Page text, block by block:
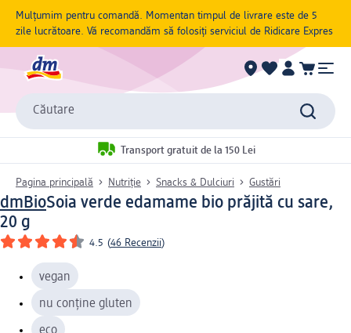
Mulțumim pentru comandă. Momentan timpul de livrare este de 5
zile lucrătoare. Vă recomandăm să folosiți serviciul de Ridicare Expres
Căutare
Transport gratuit de la 150 Lei
Pagina principală Nutriție Snacks & Dulciuri Gustări
dmBioSoia verde edamame bio prăjită cu sare,
20 g
4.5 (46 Recenzii)
vegan
nu conține gluten
eco